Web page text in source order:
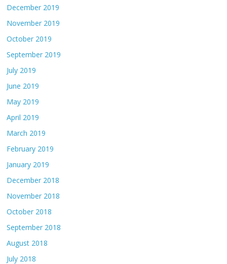
December 2019
November 2019
October 2019
September 2019
July 2019
June 2019
May 2019
April 2019
March 2019
February 2019
January 2019
December 2018
November 2018
October 2018
September 2018
August 2018
July 2018